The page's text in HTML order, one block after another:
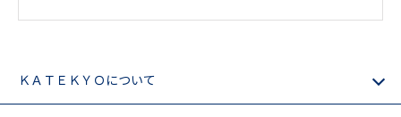
ＫＡＴＥＫＹＯについて